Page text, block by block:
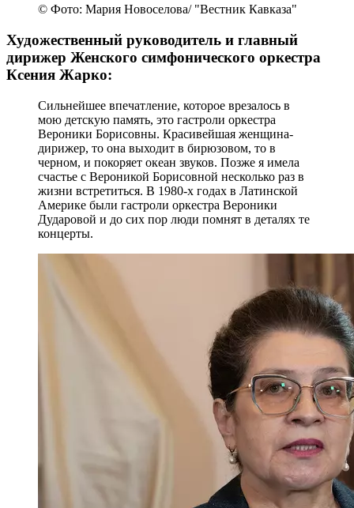
© Фото: Мария Новоселова/ "Вестник Кавказа"
Художественный руководитель и главный
дирижер Женского симфонического оркестра
Ксения Жарко:
Сильнейшее впечатление, которое врезалось в
мою детскую память, это гастроли оркестра
Вероники Борисовны. Красивейшая женщина-
дирижер, то она выходит в бирюзовом, то в
черном, и покоряет океан звуков. Позже я имела
счастье с Вероникой Борисовной несколько раз в
жизни встретиться. В 1980-х годах в Латинской
Америке были гастроли оркестра Вероники
Дударовой и до сих пор люди помнят в деталях те
концерты.